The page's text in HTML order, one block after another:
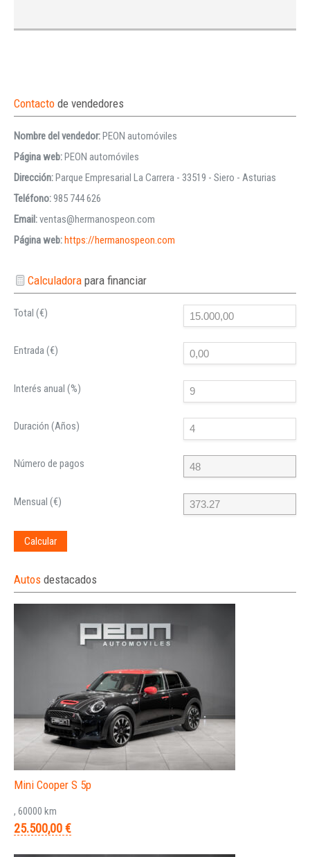
Contacto de vendedores
Nombre del vendedor:PEON automóviles
Página web:PEON automóviles
Dirección:Parque Empresarial La Carrera - 33519 - Siero - Asturias
Teléfono:985 744 626
Email:ventas@hermanospeon.com
Página web:https://hermanospeon.com
Calculadorapara financiar
Total (€)
Entrada (€)
Interés anual (%)
Duración (Años)
Número de pagos
Mensual (€)
Calcular
Autos destacados
Mini Cooper S 5p
, 60000 km
25.500,00 €